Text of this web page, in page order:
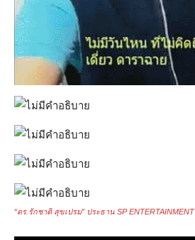
“ดร.รักชาติ สุขเปรม” ประธาน SP ENTERTAINMENT